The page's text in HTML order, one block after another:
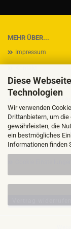
Diese
Technologien
Wir verwenden
Drittanbietern, um
gewährleisten, die
ein bestmögliches
Informationen finden
MEHR ÜBER...
Impressum
Versand- &
Widerrufsrecht &
AGB
Privatsphäre und
Callback Service